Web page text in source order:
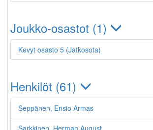
Joukko-osastot (1)
Kevyt osasto 5 (Jatkosota)
Henkilöt (61)
Seppänen, Ensio Armas
Sarkkinen, Herman August